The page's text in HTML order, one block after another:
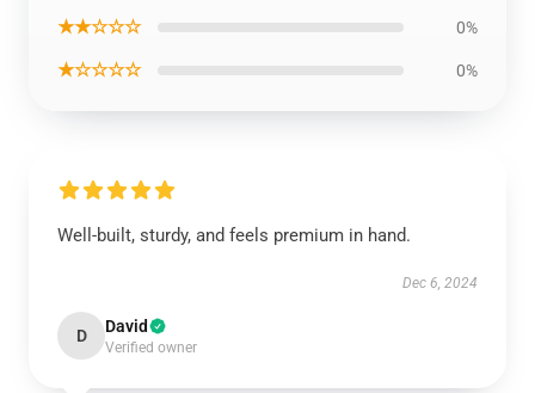
★★☆☆☆ 0%
★☆☆☆☆ 0%
Well-built, sturdy, and feels premium in hand.
Dec 6, 2024
D David
Verified owner